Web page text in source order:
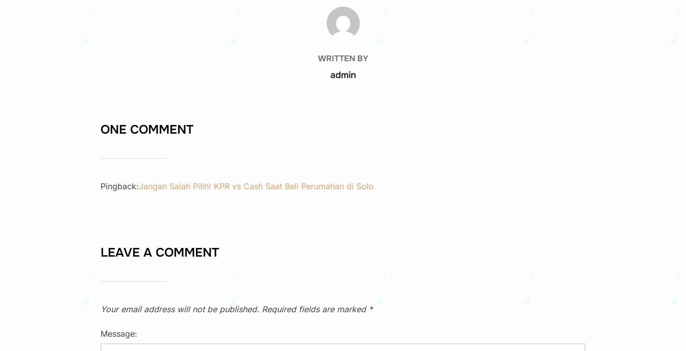
POST AUTHOR
WRITTEN BY
admin
ONE COMMENT
Pingback:Jangan Salah Pilih! KPR vs Cash Saat Beli Perumahan di Solo
LEAVE A COMMENT
Your email address will not be published. Required fields are marked *
Message: